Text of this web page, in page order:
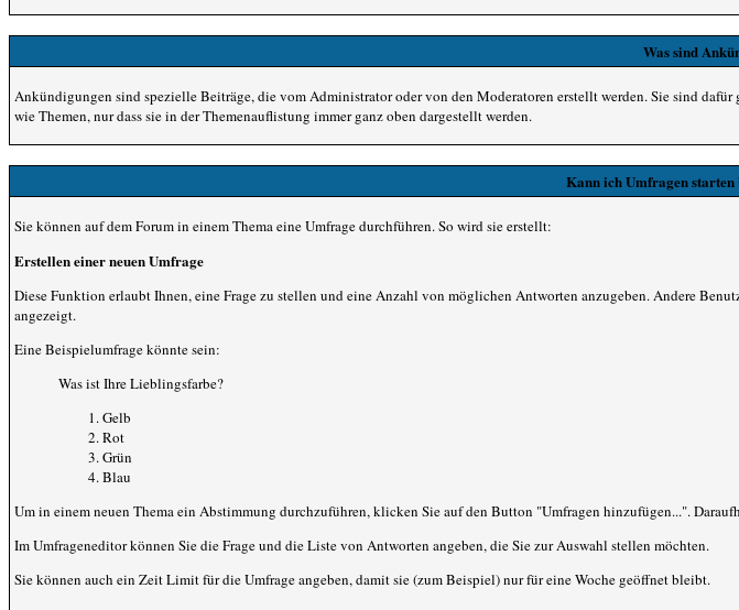
Was sind
Ankündigungen sind spezielle Beiträge, die vom Administrator oder von den Moderatoren erstellt werden. Sie sind
wie Themen, nur dass sie in der Themenauflistung immer ganz oben dargestellt werden.
Kann ich Umfragen starten
Sie können auf dem Forum in einem Thema eine Umfrage durchführen. So wird sie erstellt:
Erstellen einer neuen Umfrage
Diese Funktion erlaubt Ihnen, eine Frage zu stellen und eine Anzahl von möglichen Antworten anzugeben. Andere
angezeigt.
Eine Beispielumfrage könnte sein:
Was ist Ihre Lieblingsfarbe?
Gelb
Rot
Grün
Blau
Um in einem neuen Thema ein Abstimmung durchzuführen, klicken Sie auf den Button "Umfragen hinzufügen...".
Im Umfrageneditor können Sie die Frage und die Liste von Antworten angeben, die Sie zur Auswahl stellen möchten.
Sie können auch ein Zeit Limit für die Umfrage angeben, damit sie (zum Beispiel) nur für eine Woche geöffnet bleibt.